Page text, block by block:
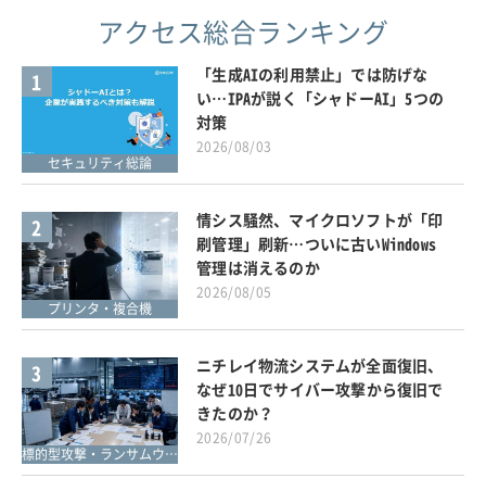
アクセス総合ランキング
1
セキュリティ総論
「生成AIの利用禁止」では防げな
い…IPAが説く「シャドーAI」5つの
対策
2026/08/03
2
プリンタ・複合機
情シス騒然、マイクロソフトが「印
刷管理」刷新…ついに古いWindows
管理は消えるのか
2026/08/05
3
標的型攻撃・ランサムウェア対策
ニチレイ物流システムが全面復旧、
なぜ10日でサイバー攻撃から復旧で
きたのか？
2026/07/26